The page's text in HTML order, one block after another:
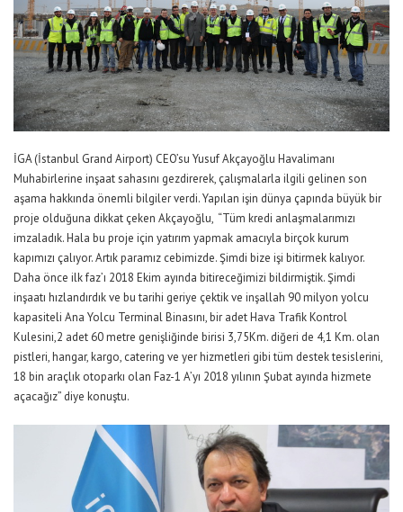
İGA (İstanbul Grand Airport) CEO’su Yusuf Akçayoğlu Havalimanı
Muhabirlerine inşaat sahasını gezdirerek, çalışmalarla ilgili gelinen son
aşama hakkında önemli bilgiler verdi. Yapılan işin dünya çapında büyük bir
proje olduğuna dikkat çeken Akçayoğlu, “Tüm kredi anlaşmalarımızı
imzaladık. Hala bu proje için yatırım yapmak amacıyla birçok kurum
kapımızı çalıyor. Artık paramız cebimizde. Şimdi bize işi bitirmek kalıyor.
Daha önce ilk faz’ı 2018 Ekim ayında bitireceğimizi bildirmiştik. Şimdi
inşaatı hızlandırdık ve bu tarihi geriye çektik ve inşallah 90 milyon yolcu
kapasiteli Ana Yolcu Terminal Binasını, bir adet Hava Trafik Kontrol
Kulesini,2 adet 60 metre genişliğinde birisi 3,75Km. diğeri de 4,1 Km. olan
pistleri, hangar, kargo, catering ve yer hizmetleri gibi tüm destek tesislerini,
18 bin araçlık otoparkı olan Faz-1 A’yı 2018 yılının Şubat ayında hizmete
açacağız” diye konuştu.